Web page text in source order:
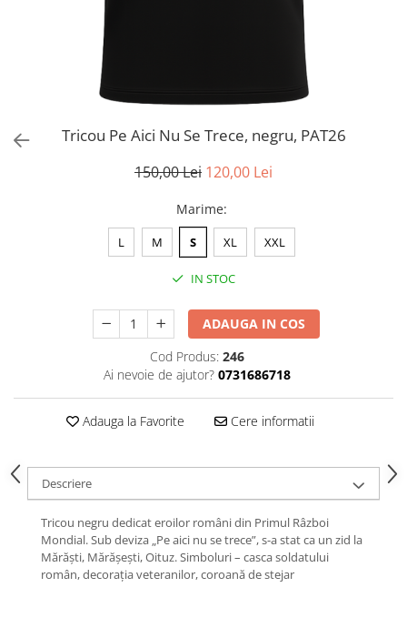
Tricou Pe Aici Nu Se Trece, negru, PAT26
150,00 Lei 120,00 Lei
Marime:
L M S XL XXL
IN STOC
ADAUGA IN COS
Cod Produs: 246
Ai nevoie de ajutor? 0731686718
Adauga la Favorite Cere informatii
Descriere
Tricou negru dedicat eroilor români din Primul Râzboi
Mondial. Sub deviza „Pe aici nu se trece”, s-a stat ca un zid la
Mărăști, Mărășești, Oituz. Simboluri – casca soldatului
român, decorația veteranilor, coroană de stejar